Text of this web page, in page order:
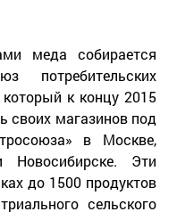
меда собирается
потребительских
к концу 2015
своих магазинов под
в Москве,
Эти
до 1500 продуктов
сельского